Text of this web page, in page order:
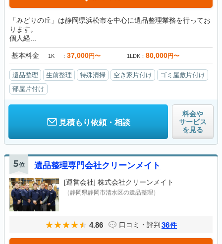
「みどりの丘」は静岡県浜松市を中心に遺品整理業務を行ってお
ります。
個人経...
基本料金 1K 37,000円〜 1LDK 80,000円〜
遺品整理 生前整理 特殊清掃 空き家片付け
ゴミ屋敷片付け
部屋片付け
見積もり依頼・相談
料金や
サービス
を見る
5位 遺品整理専門会社クリーンメイト
[運営会社] 株式会社クリーンメイト
（静岡県静岡市清水区の遺品整理）
4.86 口コミ・評判 36件